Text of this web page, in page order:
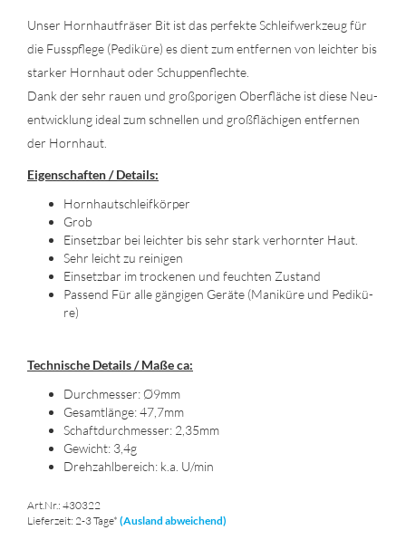
Unser Horn­haut­frä­ser Bit ist das per­fek­te Schleif­werk­zeug für
die Fuss­pfle­ge (Pe­di­kü­re) es dient zum ent­fer­nen von leich­ter bis
star­ker Horn­haut oder Schup­pen­flech­te.
Dank der sehr rauen und groß­po­ri­gen Ober­flä­che ist diese Neu­
ent­wick­lung ideal zum schnel­len und groß­flä­chi­gen ent­fer­nen
der Horn­haut.
Ei­gen­schaf­ten / De­tails:
Horn­hautschleif­kör­per
Grob
Ein­setz­bar bei leich­ter bis sehr stark ver­horn­ter Haut.
Sehr leicht zu rei­ni­gen
Ein­setz­bar im tro­cke­nen und feuch­ten Zu­stand
Pas­send Für alle gän­gi­gen Ge­rä­te (Ma­ni­kü­re und Pe­di­kü­
re)
Tech­ni­sche De­tails / Maße ca:
Durch­mes­ser: Ø9mm
Ge­samt­län­ge: 47,7mm
Schaft­durch­mes­ser: 2,35mm
Ge­wicht: 3,4g
Dreh­zahl­be­reich: k.a. U/min
Art.Nr.: 430322
Lieferzeit: 2-3 Tage* (Ausland abweichend)